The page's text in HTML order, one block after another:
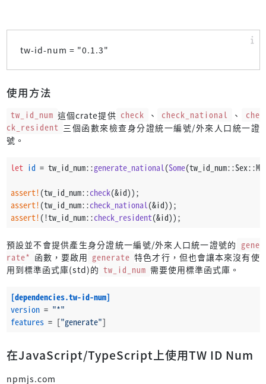
tw-id-num = "0.1.3"
使用方法
tw_id_num 這個crate提供 check 、 check_national 、
che
ck_resident 三個函數來檢查身分證統一編號/外來人口統一證
號。
let id = tw_id_num::generate_national(Some
assert! (tw_id_num::check(&id));
assert! (tw_id_num::check_national(&id));
assert! (!tw_id_num::check_resident(&id));
預設並不會提供產生身分證統一編號/外來人口統一證號的 gene
rate* 函數，要啟用 generate 特色才行，但也會讓本來沒有使
用到標準函式庫(std)的 tw_id_num 需要使用標準函式庫。
[dependencies.tw-id-num]
version = "*"
features = ["generate"]
在JavaScript/TypeScript上使用TW ID Num
npmjs.com